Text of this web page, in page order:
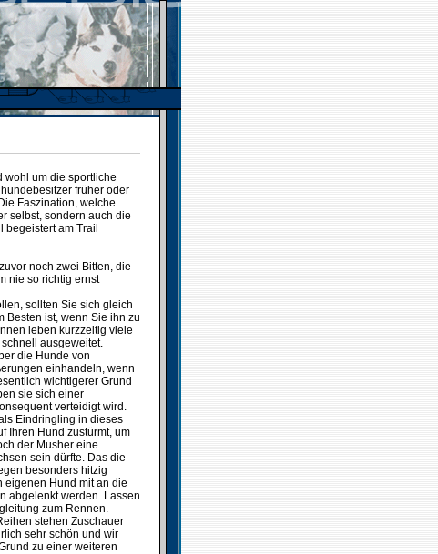
wohl um die sportliche
früher oder
Faszination, welche
selbst, sondern auch die
am Trail
noch zwei Bitten, die
nie so richtig ernst
sollten Sie sich gleich
Besten ist, wenn Sie ihn zu
leben kurzzeitig viele
ausgeweitet.
die Hunde von
einhandeln, wenn
wichtigerer Grund
sie sich einer
verteidigt wird.
Eindringling in dieses
Ihren Hund zustürmt, um
der Musher eine
sein dürfte. Das die
besonders hitzig
eigenen Hund mit an die
abgelenkt werden. Lassen
zum Rennen.
stehen Zuschauer
sehr schön und wir
zu einer weiteren